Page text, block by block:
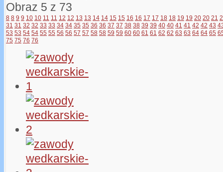
Obraz 5 z 73
8 8 9 9 10 10 11 11 12 12 13 13 14 14 15 15 16 16 17 17 18 18 19 19 20 20 21
31 31 32 32 33 33 34 34 35 35 36 36 37 37 38 38 39 39 40 40 41 41 42 42 43
53 53 54 54 55 55 56 56 57 57 58 58 59 59 60 60 61 61 62 62 63 63 64 64 65
75 75 76 76